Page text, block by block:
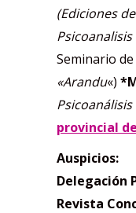
(Ediciones
Seminario
«Arandu«)
provincial
Auspicios:
Delegación
Revista